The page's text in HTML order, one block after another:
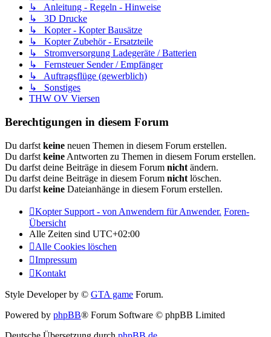
↳ Anleitung - Regeln - Hinweise
↳ 3D Drucke
↳ Kopter - Kopter Bausätze
↳ Kopter Zubehör - Ersatzteile
↳ Stromversorgung Ladegeräte / Batterien
↳ Fernsteuer Sender / Empfänger
↳ Auftragsflüge (gewerblich)
↳ Sonstiges
THW OV Viersen
Berechtigungen in diesem Forum
Du darfst keine neuen Themen in diesem Forum erstellen.
Du darfst keine Antworten zu Themen in diesem Forum erstellen.
Du darfst deine Beiträge in diesem Forum nicht ändern.
Du darfst deine Beiträge in diesem Forum nicht löschen.
Du darfst keine Dateianhänge in diesem Forum erstellen.
Kopter Support - von Anwendern für Anwender. Foren-
Übersicht
Alle Zeiten sind UTC+02:00
Alle Cookies löschen
Impressum
Kontakt
Style Developer by © GTA game Forum.
Powered by phpBB® Forum Software © phpBB Limited